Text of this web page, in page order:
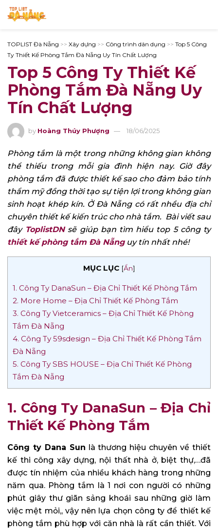
TOPLIST Đà Nẵng >> Xây dựng >> Công trình dân dụng >> Top 5 Công
Ty Thiết Kế Phòng Tắm Đà Nẵng Uy Tín Chất Lượng
Top 5 Công Ty Thiết Kế
Phòng Tắm Đà Nẵng Uy
Tín Chất Lượng
by Hoàng Thúy Phượng 18/06/2025
Phòng tắm là một trong những không gian không
thể thiếu trong mỗi gia đình hiện nay. Giờ đây
phòng tắm đã được thiết kế sao cho đảm bảo tính
thẩm mỹ đồng thời tạo sự tiện lợi trong không gian
sinh hoạt khép kín. Ở Đà Nẵng có rất nhều địa chỉ
chuyên thiết kế kiến trúc cho nhà tắm. Bài viết sau
đâyToplistDNsẽ giúp bạn tìm hiểu top 5 công ty
thiết kế phòng tắm Đà Nẵnguy tín nhất nhé!
MỤC LỤC [Ẩn]
1. Công Ty DanaSun – Địa Chỉ Thiết Kế Phòng Tắm
2. More Home – Địa Chỉ Thiết Kế Phòng Tắm
3. Công Ty Vietceramics – Địa Chỉ Thiết Kế Phòng
Tắm Đà Nẵng
4. Công Ty 59sdesign – Địa Chỉ Thiết Kế Phòng Tắm
Đà Nẵng
5. Công Ty SBS HOUSE – Địa Chỉ Thiết Kế Phòng
Tắm Đà Nẵng
1. Công Ty DanaSun –Địa Chỉ
Thiết Kế Phòng Tắm
Công ty Dana Sun là thương hiệu chuyên về thiết
kế thi công xây dựng, nội thất nhà ở, biệt thự,…đã
được tín nhiệm của nhiều khách hàng trong những
năm qua. Phòng tắm là 1 nơi con người có những
phút giây thư giãn sảng khoái sau những giờ làm
việc mệt mỏi,, vậy nên lựa chọn công ty để thiết kế
phòng tắm phù hợp với căn nhà là rất cần thiết. Với